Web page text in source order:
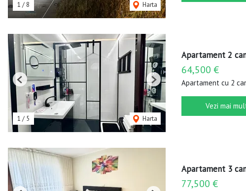
1 / 8 Harta
1 / 5 Harta
Previous Next
Apartament 2
64,500 €
Apartament cu 2
Vezi mai
Apartament 3
77,500 €